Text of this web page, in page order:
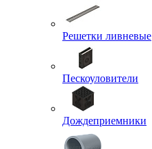
Решетки ливневые
Пескоуловители
Дождеприемники